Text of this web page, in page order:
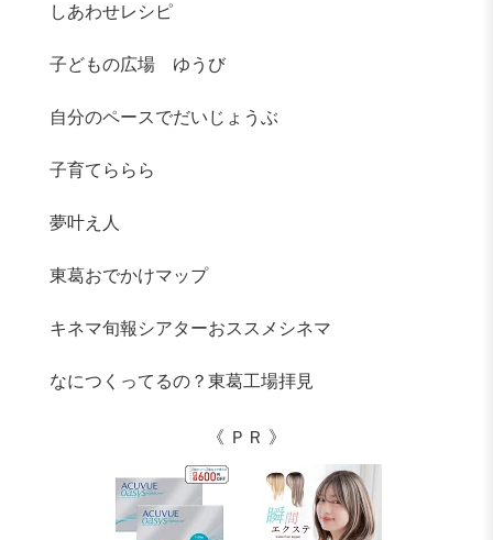
しあわせレシピ
子どもの広場 ゆうび
自分のペースでだいじょうぶ
子育てららら
夢叶え人
東葛おでかけマップ
キネマ旬報シアターおススメシネマ
なにつくってるの？東葛工場拝見
《 ＰＲ 》